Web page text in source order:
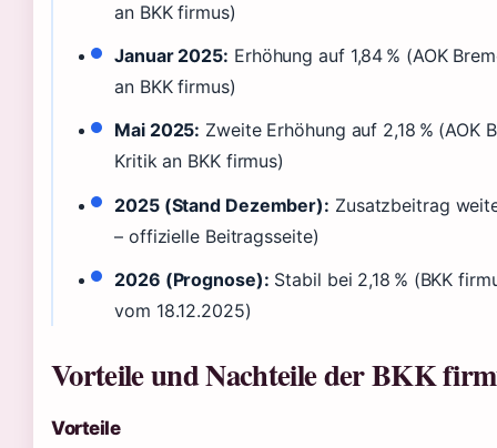
an BKK firmus)
Januar 2025: Erhöhung auf 1,84 % (AOK
an BKK firmus)
Mai 2025: Zweite Erhöhung auf 2,18 % (AOK
Kritik an BKK firmus)
2025 (Stand Dezember): Zusatzbeitrag
– offizielle Beitragsseite)
2026 (Prognose): Stabil bei 2,18 % (BKK
vom 18.12.2025)
Vorteile und Nachteile der BKK
Vorteile